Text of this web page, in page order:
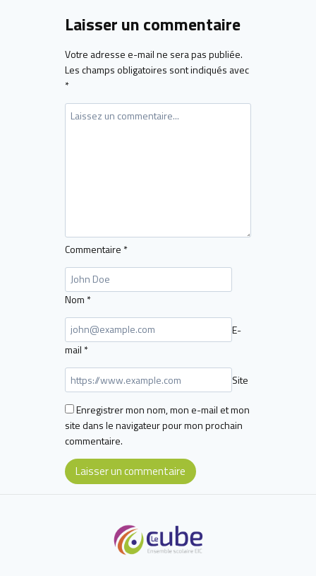
Laisser un commentaire
Votre adresse e-mail ne sera pas publiée.
Les champs obligatoires sont indiqués avec
*
Commentaire *
Nom *
E-
mail *
Site
Enregistrer mon nom, mon e-mail et mon
site dans le navigateur pour mon prochain
commentaire.